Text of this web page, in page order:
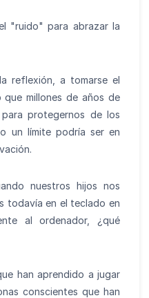
"ruido" para abrazar la
reflexión, a tomarse el
que millones de años de
protegernos de los
un límite podría ser en
nuestros hijos nos
todavía en el teclado en
al ordenador, ¿qué
han aprendido a jugar
conscientes que han